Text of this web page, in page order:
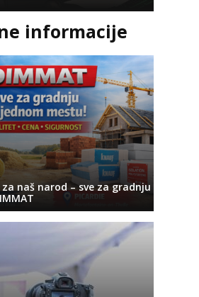
informacije
naš narod – sve za gradnju